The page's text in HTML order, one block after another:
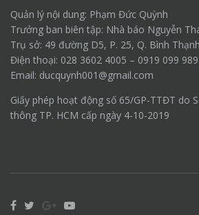
Quản lý nội dung: Phạm Đức Quỳnh
Trưởng ban biên tập: Nhà báo Nguyễn
Trụ sở: 49 đường D5, P. 25, Q. Bình
Điện thoại: 028 3602 4005 – 0919 099 989
Email: ducquynh001@gmail.com
Giấy phép hoạt động số 65/GP-TTĐT do
thông TP. HCM cấp ngày 4-10-2019